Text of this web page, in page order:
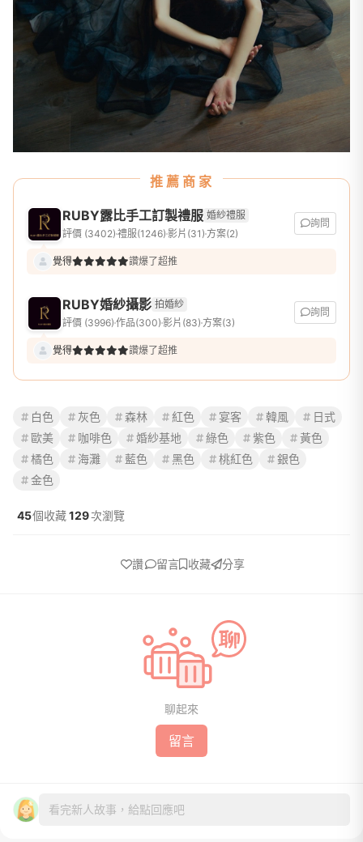
推薦商家
RUBY露比手工訂製禮服 婚紗禮服
評價 (3402) 禮服(1246) 影片(31) 方案(2)
詢問
覺得 讚爆了超推
RUBY婚紗攝影 拍婚紗
評價 (3996) 作品(300) 影片(83) 方案(3)
詢問
覺得 讚爆了超推
白色 灰色 森林 紅色 宴客 韓風
日式
歐美
咖啡色 婚紗基地 綠色 紫色
黃色
橘色
海灘 藍色 黑色 桃紅色
銀色
金色
45個收藏129次瀏覽
讚 留言 收藏 分享
聊起來
留言
看完新人故事，給點回應吧